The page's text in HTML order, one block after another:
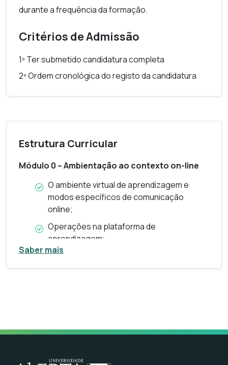
durante a frequência da formação.
Critérios de Admissão
1º Ter submetido candidatura completa
2º Ordem cronológica do registo da candidatura
Estrutura Curricular
Módulo 0 – Ambientação ao contexto on-line
O ambiente virtual de aprendizagem e
modos específicos de comunicação
online;
Operações na plataforma de
aprendizagem;
Percurso, temáticas e questões de
formação.
inclusiva;
Saber mais